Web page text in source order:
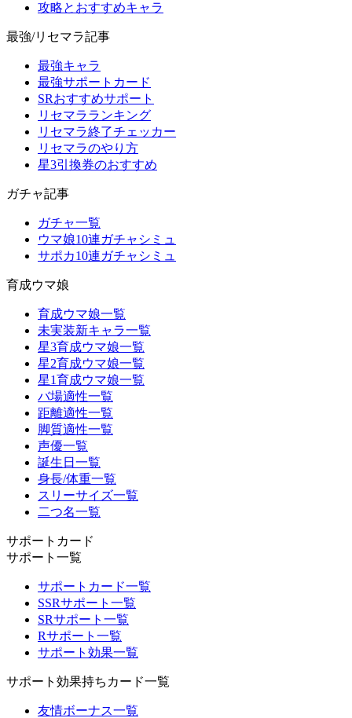
攻略とおすすめキャラ
最強/リセマラ記事
最強キャラ
最強サポートカード
SRおすすめサポート
リセマラランキング
リセマラ終了チェッカー
リセマラのやり方
星3引換券のおすすめ
ガチャ記事
ガチャ一覧
ウマ娘10連ガチャシミュ
サポカ10連ガチャシミュ
育成ウマ娘
育成ウマ娘一覧
未実装新キャラ一覧
星3育成ウマ娘一覧
星2育成ウマ娘一覧
星1育成ウマ娘一覧
バ場適性一覧
距離適性一覧
脚質適性一覧
声優一覧
誕生日一覧
身長/体重一覧
スリーサイズ一覧
二つ名一覧
サポートカード
サポート一覧
サポートカード一覧
SSRサポート一覧
SRサポート一覧
Rサポート一覧
サポート効果一覧
サポート効果持ちカード一覧
友情ボーナス一覧